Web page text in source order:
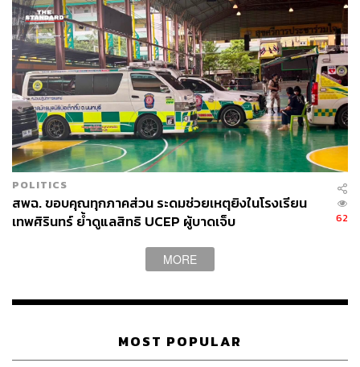
POLITICS
สพฉ. ขอบคุณทุกภาคส่วน ระดมช่วยเหตุยิงในโรงเรียน
เทพศิรินทร์ ย้ำดูแลสิทธิ UCEP ผู้บาดเจ็บ
62
MORE
MOST POPULAR